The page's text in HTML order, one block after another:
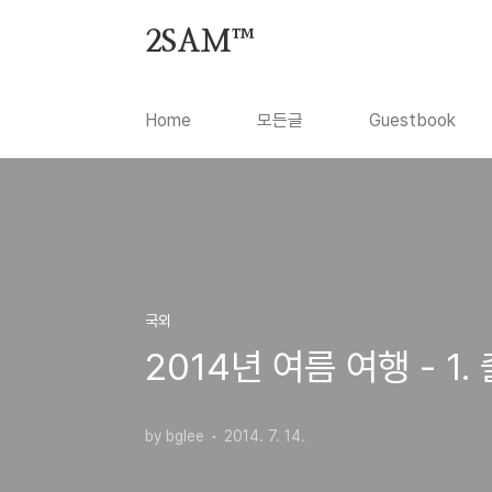
2SAM™
Home 모든글 Guestbook
국외
2014년 여름 여행 - 1.
by bglee 2014. 7. 14.